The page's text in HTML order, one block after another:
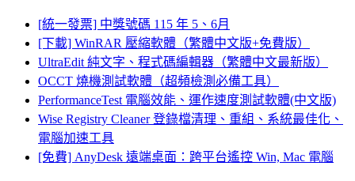
[統一發票] 中獎號碼 115 年 5、6月
[下載] WinRAR 壓縮軟體（繁體中文版+免費版）
UltraEdit 純文字、程式碼編輯器（繁體中文最新版）
OCCT 燒機測試軟體（超頻檢測必備工具）
PerformanceTest 電腦效能、運作速度測試軟體(中文版)
Wise Registry Cleaner 登錄檔清理、重組、系統最佳化、
電腦加速工具
[免費] AnyDesk 遠端桌面：跨平台遙控 Win, Mac 電腦